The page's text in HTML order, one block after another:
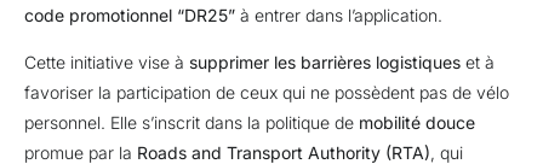
code promotionnel “DR25” à entrer dans l’application.
Cette initiative vise à supprimer les barrières logistiques et à
favoriser la participation de ceux qui ne possèdent pas de vélo
personnel. Elle s’inscrit dans la politique de mobilité douce
promue par la Roads and Transport Authority (RTA), qui